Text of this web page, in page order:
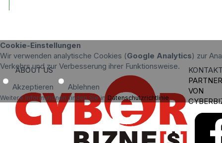
Cookie-Einstellungen
Wir verwenden analytische Cookies (Google Analytics) zur
Verkehrs und zur Verbesserung ihrer Funktionsweise.
Akzeptieren Ablehnen
Weitere Informationen finden Sie in Datenschutzrichtlinie.
ABOUT US
VON